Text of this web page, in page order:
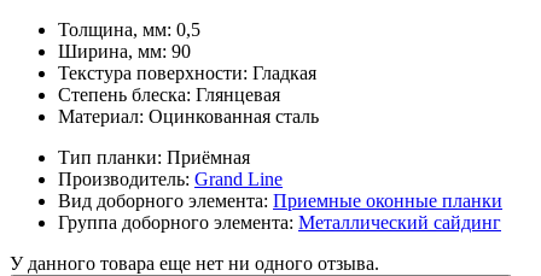
Толщина, мм: 0,5
Ширина, мм: 90
Текстура поверхности: Гладкая
Степень блеска: Глянцевая
Материал: Оцинкованная сталь
Тип планки: Приёмная
Производитель: Grand Line
Вид доборного элемента: Приемные оконные планки
Группа доборного элемента: Металлический сайдинг
У данного товара еще нет ни одного отзыва.